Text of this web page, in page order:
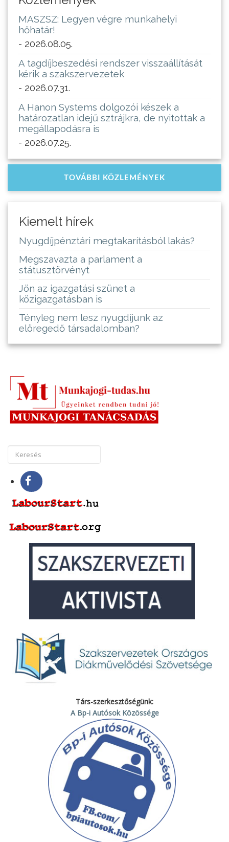
MASZSZ: Legyen végre munkahelyi
hőhatár!
- 2026.08.05.
A tagdíjbeszedési rendszer visszaállítását
kérik a szakszervezetek
- 2026.07.31.
A Hanon Systems dolgozói készek a
határozatlan idejű sztrájkra, de nyitottak a
megállapodásra is
- 2026.07.25.
TOVÁBBI KÖZLEMÉNYEK
Kiemelt hírek
Nyugdíjpénztári megtakarításból lakás?
Megszavazta a parlament a
státusztörvényt
Jön az igazgatási szünet a
közigazgatásban is
Tényleg nem lesz nyugdíjunk az
elöregedő társadalomban?
Társ-szerkesztőségünk:
A Bp-i Autósok Közössége